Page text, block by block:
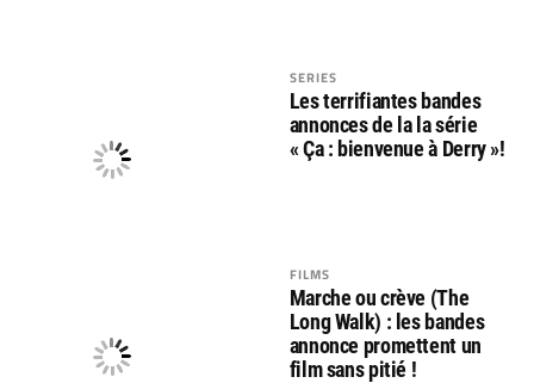
SERIES
Les terrifiantes bandes
annonces de la la série
« Ça : bienvenue à Derry »!
FILMS
Marche ou crève (The
Long Walk) : les bandes
annonce promettent un
film sans pitié !